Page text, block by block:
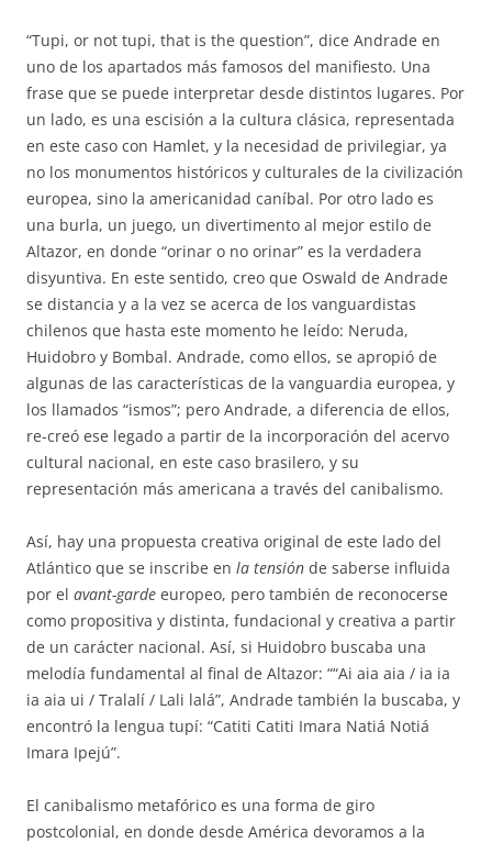
“Tupi, or not tupi, that is the question”, dice Andrade en
uno de los apartados más famosos del manifiesto. Una
frase que se puede interpretar desde distintos lugares. Por
un lado, es una escisión a la cultura clásica, representada
en este caso con Hamlet, y la necesidad de privilegiar, ya
no los monumentos históricos y culturales de la civilización
europea, sino la americanidad caníbal. Por otro lado es
una burla, un juego, un divertimento al mejor estilo de
Altazor, en donde “orinar o no orinar” es la verdadera
disyuntiva. En este sentido, creo que Oswald de Andrade
se distancia y a la vez se acerca de los vanguardistas
chilenos que hasta este momento he leído: Neruda,
Huidobro y Bombal. Andrade, como ellos, se apropió de
algunas de las características de la vanguardia europea, y
los llamados “ismos”; pero Andrade, a diferencia de ellos,
re-creó ese legado a partir de la incorporación del acervo
cultural nacional, en este caso brasilero, y su
representación más americana a través del canibalismo.
Así, hay una propuesta creativa original de este lado del
Atlántico que se inscribe en la tensión de saberse influida
por el avant-garde europeo, pero también de reconocerse
como propositiva y distinta, fundacional y creativa a partir
de un carácter nacional. Así, si Huidobro buscaba una
melodía fundamental al final de Altazor: ““Ai aia aia / ia ia
ia aia ui / Tralalí / Lali lalá”, Andrade también la buscaba, y
encontró la lengua tupí: “Catiti Catiti Imara Natiá Notiá
Imara Ipejú”.
El canibalismo metafórico es una forma de giro
postcolonial, en donde desde América devoramos a la